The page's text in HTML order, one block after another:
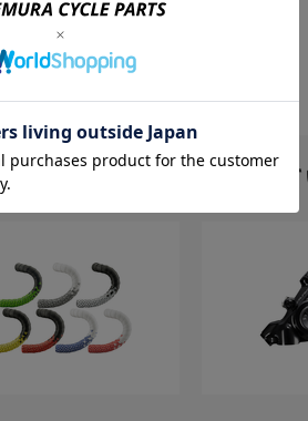
ます。
はこんな商品を買っ